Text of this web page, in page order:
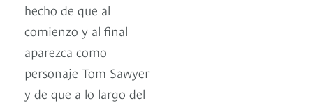
hecho de que al
comienzo y al final
aparezca como
personaje Tom Sawyer
y de que a lo largo del